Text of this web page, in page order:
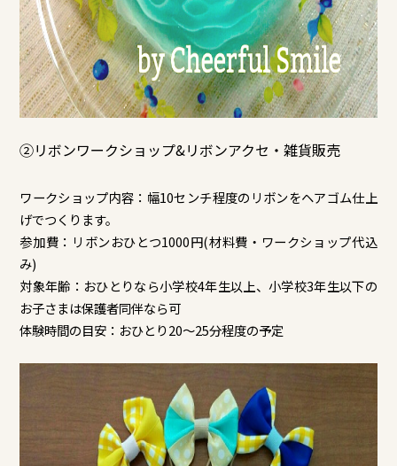
②リボンワークショップ&リボンアクセ・雑貨販売
ワークショップ内容：幅10センチ程度のリボンをヘアゴム仕上
げでつくります。
参加費：リボンおひとつ1000円(材料費・ワークショップ代込
み)
対象年齢：おひとりなら小学校4年生以上、小学校3年生以下の
お子さまは保護者同伴なら可
体験時間の目安：おひとり20～25分程度の予定